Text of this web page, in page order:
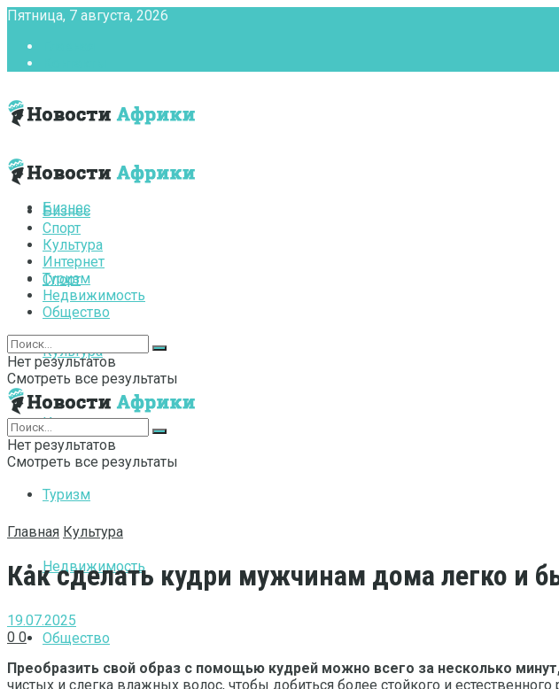
Пятница, 7 августа, 2026
Бизнес
Спорт
Культура
Интернет
Туризм
Недвижимость
Общество
Бизнес
Спорт
Культура
Интернет
Туризм
Недвижимость
Общество
Нет результатов
Смотреть все результаты
Нет результатов
Смотреть все результаты
Главная Культура
Как сделать кудри мужчинам дома легко и
19.07.2025
0 0
Преобразить свой образ с помощью кудрей можно всего за несколько
чистых и слегка влажных волос, чтобы добиться более стойкого и